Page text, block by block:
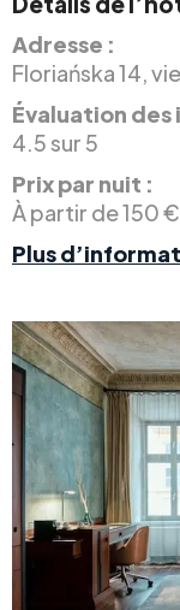
Adresse :
Floriańska 14,
Évaluation des
4.5 sur 5
Prix par nuit :
À partir de 150 €
Plus